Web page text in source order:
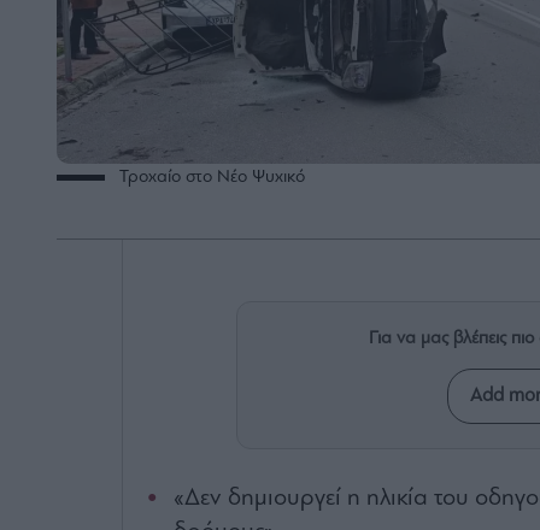
Τροχαίο στο Νέο Ψυχικό
Για να μας βλέπεις
Add
«Δεν δημιουργεί η ηλικία του